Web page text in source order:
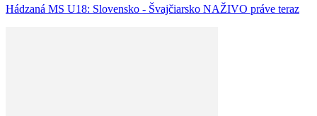
Hádzaná MS U18: Slovensko - Švajčiarsko NAŽIVO práve teraz